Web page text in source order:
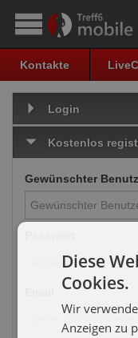
Kontakte
Login
Kostenlos
Gewünschter
Diese
Cookies.
Wir
Anzeigen zu